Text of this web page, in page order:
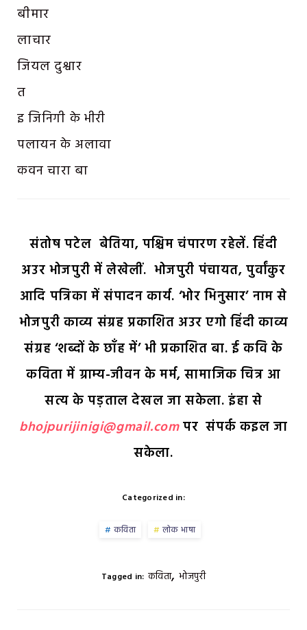
बीमार
लाचार
जियल दुश्वार
त
इ जिनिगी के भीरी
पलायन के अलावा
कवन चारा बा
संतोष पटेल बेतिया, पश्चिम चंपारण रहेलें. हिंदी
अउर भोजपुरी में लेखेलीं. भोजपुरी पंचायत, पुर्वांकुर
आदि पत्रिका में संपादन कार्य. ‘भोर भिनुसार’ नाम से
भोजपुरी काव्य संग्रह प्रकाशित अउर एगो हिंदी काव्य
संग्रह ‘शब्दों के छाँह में’ भी प्रकाशित बा. ई कवि के
कविता में ग्राम्य-जीवन के मर्म, सामाजिक चित्र आ
सत्य के पड़ताल देखल जा सकेला. इंहा से
bhojpurijinigi@gmail.comपर संपर्क कइल जा
सकेला.
Categorized in:
कविता लोक भाषा
Tagged in: कविता,भोजपुरी